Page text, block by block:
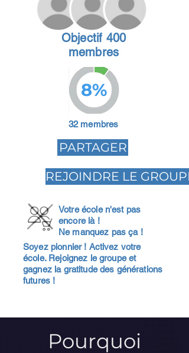
Objectif 400
membres
8%
32 membres
PARTAGER
REJOINDRE LE GROUPE
Votre école n'est pas
encore là !
Ne manquez pas ça !
Soyez pionnier ! Activez votre
école. Rejoignez le groupe et
gagnez la gratitude des générations
futures !
Pourquoi